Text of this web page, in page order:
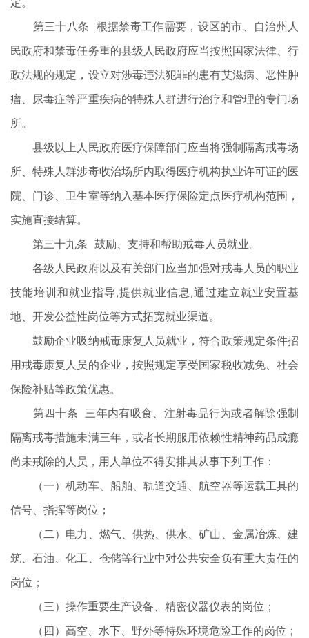
第三十八条 根据禁毒工作需要，设区的市、自治州人
民政府和禁毒任务重的县级人民政府应当按照国家法律、行
政法规的规定，设立对涉毒违法犯罪的患有艾滋病、恶性肿
瘤、尿毒症等严重疾病的特殊人群进行治疗和管理的专门场
所。
县级以上人民政府医疗保障部门应当将强制隔离戒毒场
所、特殊人群涉毒收治场所内取得医疗机构执业许可证的医
院、门诊、卫生室等纳入基本医疗保险定点医疗机构范围，
实施直接结算。
第三十九条 鼓励、支持和帮助戒毒人员就业。
各级人民政府以及有关部门应当加强对戒毒人员的职业
技能培训和就业指导,提供就业信息,通过建立就业安置基
地、开发公益性岗位等方式拓宽就业渠道。
鼓励企业吸纳戒毒康复人员就业，符合政策规定条件招
用戒毒康复人员的企业，按照规定享受国家税收减免、社会
保险补贴等政策优惠。
第四十条 三年内有吸食、注射毒品行为或者解除强制
隔离戒毒措施未满三年，或者长期服用依赖性精神药品成瘾
尚未戒除的人员，用人单位不得安排其从事下列工作：
（一）机动车、船舶、轨道交通、航空器等运载工具的
信号、指挥等岗位；
（二）电力、燃气、供热、供水、矿山、金属冶炼、建
筑、石油、化工、仓储等行业中对公共安全负有重大责任的
岗位；
（三）操作重要生产设备、精密仪器仪表的岗位；
（四）高空、水下、野外等特殊环境危险工作的岗位；